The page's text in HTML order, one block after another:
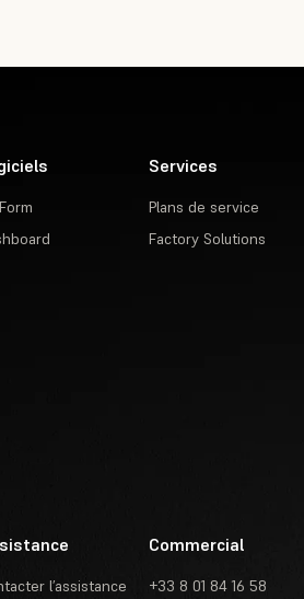
Services
Plans de service
Factory Solutions
l’assistance
Commercial
+33 8 01 84 16 58